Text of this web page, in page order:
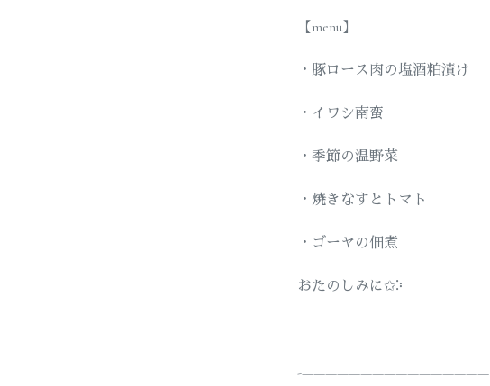
【menu】
・豚ロース肉の塩酒粕漬け
・イワシ南蛮
・季節の温野菜
・焼きなすとトマト
・ゴーヤの佃煮
おたのしみに✩︎⡱
-————————————————